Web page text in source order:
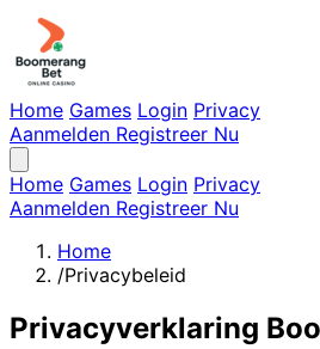
Home Games Login Privacy
Aanmelden Registreer Nu
Home Games Login Privacy
Aanmelden Registreer Nu
Home
/Privacybeleid
Privacyverklaring